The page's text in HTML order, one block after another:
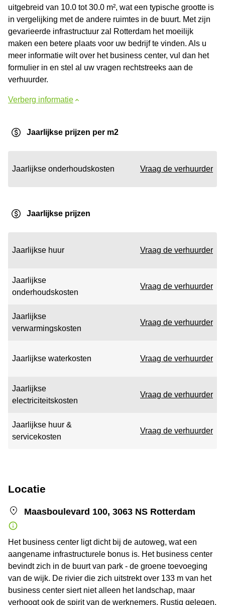
uitgebreid van 10.0 tot 30.0 m², wat een typische grootte is
in vergelijking met de andere ruimtes in de buurt. Met zijn
gevarieerde infrastructuur zal Rotterdam het moeilijk
maken een betere plaats voor uw bedrijf te vinden. Als u
meer informatie wilt over het business center, vul dan het
formulier in en stel al uw vragen rechtstreeks aan de
verhuurder.
Verberg informatie
Jaarlijkse prijzen per m2
Jaarlijkse onderhoudskosten Vraag de verhuurder
Jaarlijkse prijzen
Jaarlijkse huur Vraag de verhuurder
Jaarlijkse
onderhoudskosten
Vraag de verhuurder
Jaarlijkse
verwarmingskosten
Vraag de verhuurder
Jaarlijkse waterkosten Vraag de verhuurder
Jaarlijkse
electriciteitskosten
Vraag de verhuurder
Jaarlijkse huur &
servicekosten
Vraag de verhuurder
Locatie
Maasboulevard 100, 3063 NS Rotterdam
Het business center ligt dicht bij de autoweg, wat een
aangename infrastructurele bonus is. Het business center
bevindt zich in de buurt van park - de groene toevoeging
van de wijk. De rivier die zich uitstrekt over 133 m van het
business center siert niet alleen het landschap, maar
verhoogt ook de spirit van de werknemers. Rustig gelegen,